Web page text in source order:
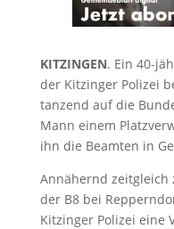
KITZINGEN. Ein 40-
der Kitzinger Polizei
tanzend auf die
Mann einem
ihn die Beamten in
Annähernd zeitgleich
der B8 bei
Kitzinger Polizei eine